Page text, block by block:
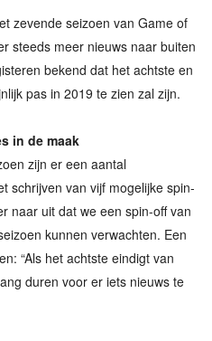
zevende seizoen van Game of
steeds meer nieuws naar buiten
bekend dat het achtste en
pas in 2019 te zien zal zijn.
in de maak
zijn er een aantal
schrijven van vijf mogelijke spin-
naar uit dat we een spin-off van
kunnen verwachten. Een
“Als het achtste eindigt van
duren voor er iets nieuws te